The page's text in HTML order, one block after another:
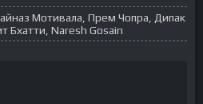
Мотивала, Прем Чопра, Дипак
Naresh Gosain